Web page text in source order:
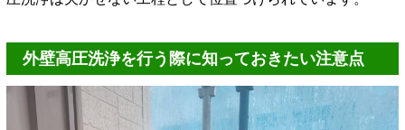
外壁高圧洗浄を行う際に知っておきたい注意点